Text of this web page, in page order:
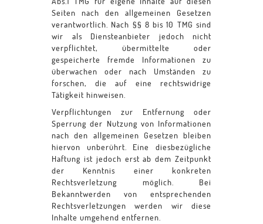
Seiten nach den allgemeinen Gesetzen
verantwortlich. Nach §§ 8 bis 10 TMG sind
wir als Diensteanbieter jedoch nicht
verpflichtet, übermittelte oder
gespeicherte fremde Informationen zu
überwachen oder nach Umständen zu
forschen, die auf eine rechtswidrige
Tätigkeit hinweisen.
Verpflichtungen zur Entfernung oder
Sperrung der Nutzung von Informationen
nach den allgemeinen Gesetzen bleiben
hiervon unberührt. Eine diesbezügliche
Haftung ist jedoch erst ab dem Zeitpunkt
der Kenntnis einer konkreten
Rechtsverletzung möglich. Bei
Bekanntwerden von entsprechenden
Rechtsverletzungen werden wir diese
Inhalte umgehend entfernen.